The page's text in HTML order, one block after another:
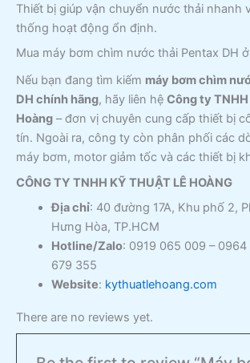
Thiết bị giúp vận chuyển nước thải nhanh
thống hoạt động ổn định.
Mua máy bơm chìm nước thải Pentax DH
Nếu bạn đang tìm kiếm máy bơm chìm
DH chính hãng, hãy liên hệ Công ty
Hoàng – đơn vị chuyên cung cấp thiết bị
tín. Ngoài ra, công ty còn phân phối các
máy bơm, motor giảm tốc và các thiết bị
CÔNG TY TNHH KỸ THUẬT LÊ HOÀNG
Địa chỉ: 40 đường 17A, Khu phố 2,
Hưng Hòa, TP.HCM
Hotline/Zalo: 0919 065 009 –
679 355
Website: kythuatlehoang.com
There are no reviews yet.